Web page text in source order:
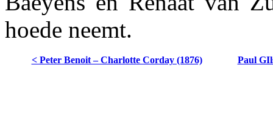
hoede neemt.
< Peter Benoit – Charlotte Corday (1876) Paul